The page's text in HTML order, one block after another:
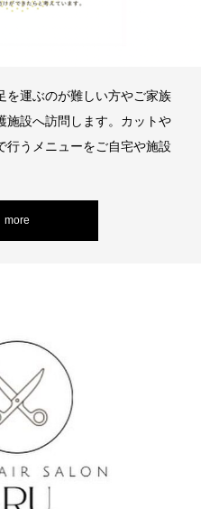
を運ぶのが難しい方やご家族
施設へ訪問します。カットや
行うメニューをご自宅や施設
more